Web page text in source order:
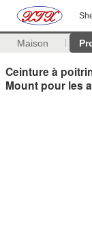
Maison
Ceinture à
Mount pour les